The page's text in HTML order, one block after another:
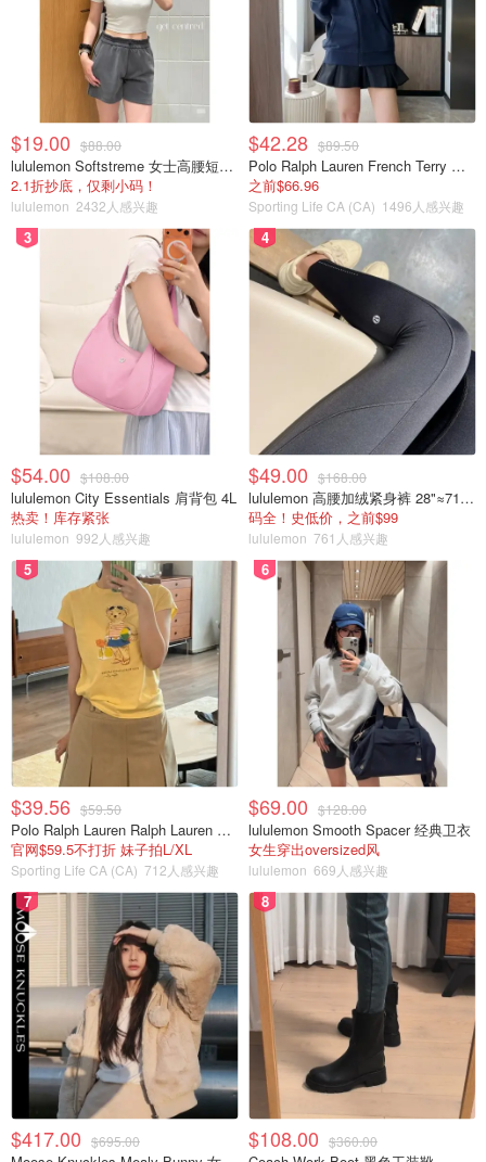
$19.00 $88.00
lululemon Softstreme 女士高腰短裤 10cm
2.1折抄底，仅剩小码！
lululemon 2432人感兴趣
$42.28 $89.50
Polo Ralph Lauren French Terry 女童连帽卫衣 7-16码
之前$66.96
Sporting Life CA (CA) 1496人感兴趣
3
$54.00 $108.00
lululemon City Essentials 肩背包 4L
热卖！库存紧张
lululemon 992人感兴趣
4
$49.00 $168.00
lululemon 高腰加绒紧身裤 28"≈71cm 5个口袋
码全！史低价，之前$99
lululemon 761人感兴趣
5
$39.56 $59.50
Polo Ralph Lauren Ralph Lauren Polo Bear 女童棉T恤 染色 1件
官网$59.5不打折 妹子拍L/XL
Sporting Life CA (CA) 712人感兴趣
6
$69.00 $128.00
lululemon Smooth Spacer 经典卫衣
女生穿出oversized风
lululemon 669人感兴趣
7
$417.00 $695.00
8
$108.00 $360.00